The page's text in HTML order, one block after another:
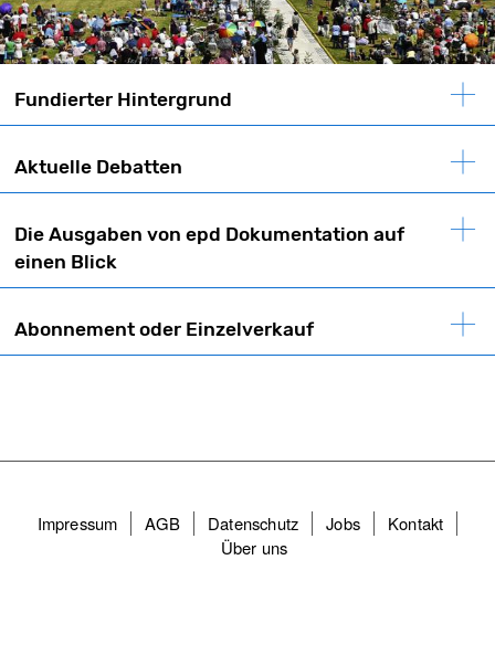
Fundierter Hintergrund
Aktuelle Debatten
Die Ausgaben von epd Dokumentation auf
einen Blick
Abonnement oder Einzelverkauf
Fußzeilenmenü
Impressum AGB Datenschutz Jobs
Kontakt
Über uns